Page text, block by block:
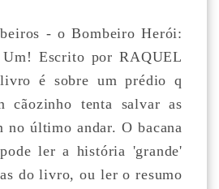
- o Bombeiro Herói:
Escrito por RAQUEL
é sobre um prédio q
cãozinho tenta salvar as
no último andar. O bacana
ler a história 'grande'
do livro, ou ler o resumo